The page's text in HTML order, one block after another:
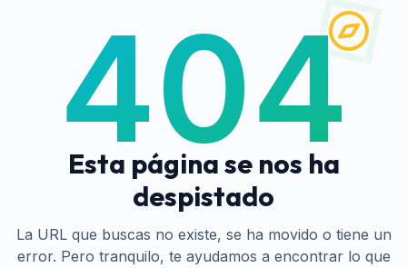
404
Esta página se nos ha
despistado
La URL que buscas no existe, se ha movido o tiene un
error. Pero tranquilo, te ayudamos a encontrar lo que